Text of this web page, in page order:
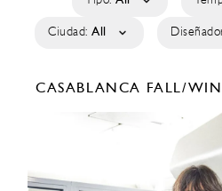
Ciudad: All
CASABLANCA FALL/